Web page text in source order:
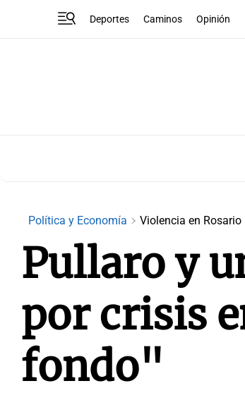
Deportes Caminos Opinión
Política y Economía Violencia en Rosario
Pullaro y
por crisis
fondo"